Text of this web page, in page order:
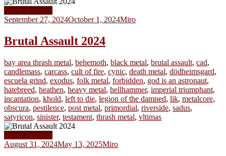
Show Reviews
September 27, 2024October 1, 2024Miro
Brutal Assault 2024
bay area thrash metal, behemoth, black metal, brutal assault, cad,
candlemass, carcass, cult of fire, cynic, death metal, dödheimsgard,
escuela grind, exodus, folk metal, forbidden, god is an astronaut,
hatebreed, heathen, heavy metal, hellhammer, imperial triumphant,
incantation, khold, left to die, legion of the damned, lik, metalcore,
obscura, pestilence, post metal, primordial, riverside, sadus,
satyricon, sinister, testament, thrash metal, vltimas
Show Reviews
August 31, 2024May 13, 2025Miro